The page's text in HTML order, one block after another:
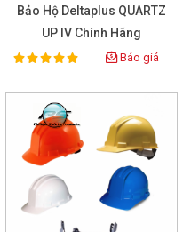
Bảo Hộ Deltaplus QUARTZ
UP IV Chính Hãng
Rating:
100% Báo giá